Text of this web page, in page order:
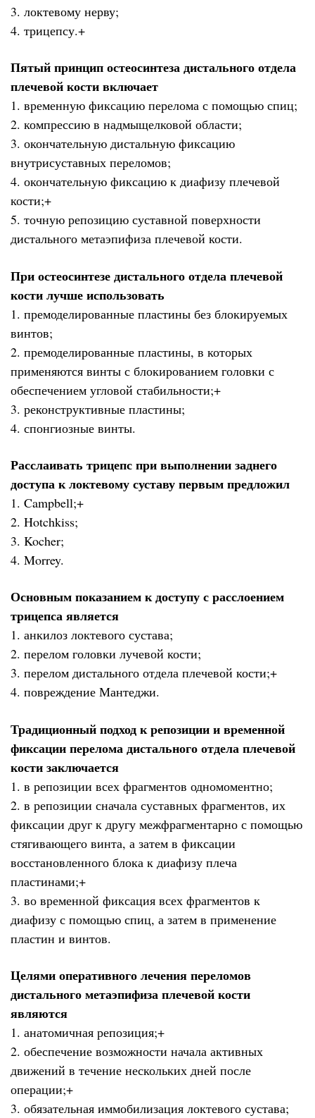
3. локтевому нерву;
4. трицепсу.+
Пятый принцип остеосинтеза дистального отдела
плечевой кости включает
1. временную фиксацию перелома с помощью спиц;
2. компрессию в надмыщелковой области;
3. окончательную дистальную фиксацию
внутрисуставных переломов;
4. окончательную фиксацию к диафизу плечевой
кости;+
5. точную репозицию суставной поверхности
дистального метаэпифиза плечевой кости.
При остеосинтезе дистального отдела плечевой
кости лучше использовать
1. премоделированные пластины без блокируемых
винтов;
2. премоделированные пластины, в которых
применяются винты с блокированием головки с
обеспечением угловой стабильности;+
3. реконструктивные пластины;
4. спонгиозные винты.
Расслаивать трицепс при выполнении заднего
доступа к локтевому суставу первым предложил
1. Campbell;+
2. Hotchkiss;
3. Kocher;
4. Morrey.
Основным показанием к доступу с расслоением
трицепса является
1. анкилоз локтевого сустава;
2. перелом головки лучевой кости;
3. перелом дистального отдела плечевой кости;+
4. повреждение Мантеджи.
Традиционный подход к репозиции и временной
фикса­ции перелома дистального отдела плечевой
кости заключается
1. в репозиции всех фрагментов одномоментно;
2. в репозиции сначала суставных фрагментов, их
фиксации друг к другу межфрагментарно с помощью
стягивающего винта, а затем в фиксации
восстановленного блока к диафизу плеча
пластинами;+
3. во временной фиксация всех фрагментов к
диафизу с помощью спиц, а затем в применение
пластин и винтов.
Целями оперативного лечения переломов
дистального метаэпифиза плечевой кости
являются
1. анатомичная репозиция;+
2. обеспечение возможности начала активных
движений в течение нескольких дней после
операции;+
3. обязательная иммобилизация локтевого сустава;